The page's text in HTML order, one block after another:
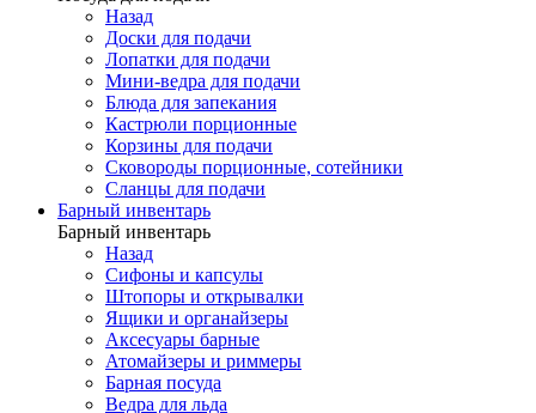
Назад
Доски для подачи
Лопатки для подачи
Мини-ведра для подачи
Блюда для запекания
Кастрюли порционные
Корзины для подачи
Сковороды порционные, сотейники
Сланцы для подачи
Барный инвентарь
Барный инвентарь
Назад
Сифоны и капсулы
Штопоры и открывалки
Ящики и органайзеры
Аксесуары барные
Атомайзеры и риммеры
Барная посуда
Ведра для льда